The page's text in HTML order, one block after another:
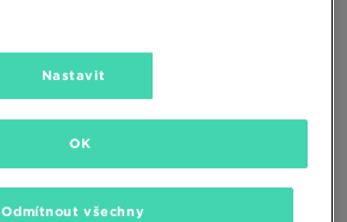
NIKE MANOA 17 BP
1490 Kč
Nastavit
Odmítnout všechny
OK